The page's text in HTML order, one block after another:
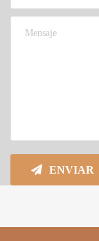
ENVIAR